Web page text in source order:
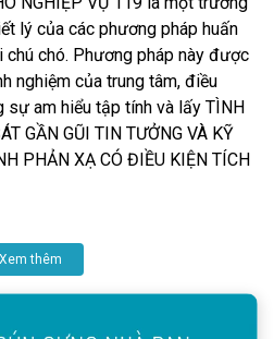
lý của các phương pháp huấn
chú chó. Phương pháp này được
nghiệm của trung tâm, điều
sự am hiểu tập tính và lấy TÌNH
GẦN GŨI TIN TƯỞNG VÀ KỸ
PHẢN XẠ CÓ ĐIỀU KIỆN TÍCH
Xem thêm